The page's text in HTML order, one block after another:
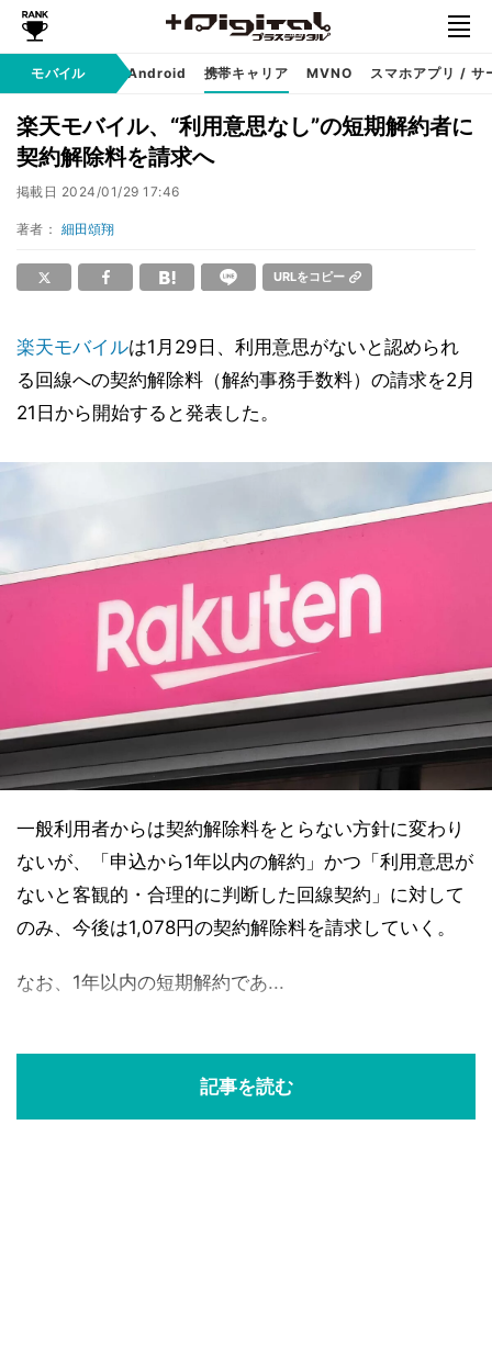
モバイル
iPhone Android 携帯キャリア MVNO スマホアプリ / サ
楽天モバイル、“利用意思なし”の短期解約者に
契約解除料を請求へ
掲載日 2024/01/29 17:46
著者： 細田頌翔
URLをコピー
楽天モバイルは1月29日、利用意思がないと認められ
る回線への契約解除料（解約事務手数料）の請求を2月
21日から開始すると発表した。
一般利用者からは契約解除料をとらない方針に変わり
ないが、「申込から1年以内の解約」かつ「利用意思が
ないと客観的・合理的に判断した回線契約」に対して
のみ、今後は1,078円の契約解除料を請求していく。
なお、1年以内の短期解約であ...
記事を読む